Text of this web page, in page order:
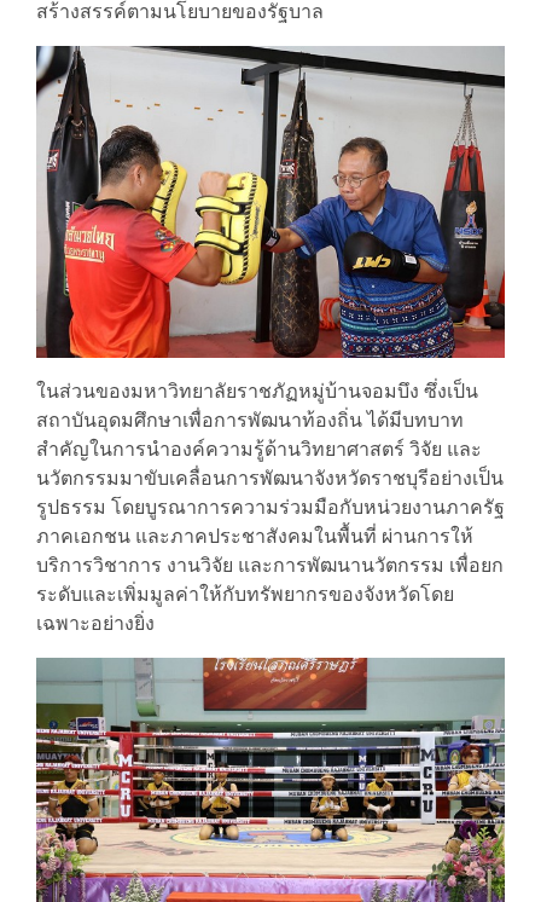
สร้างสรรค์ตามนโยบายของรัฐบาล
ในส่วนของมหาวิทยาลัยราชภัฏหมู่บ้านจอมบึง ซึ่งเป็น
สถาบันอุดมศึกษาเพื่อการพัฒนาท้องถิ่น ได้มีบทบาท
สำคัญในการนำองค์ความรู้ด้านวิทยาศาสตร์ วิจัย และ
นวัตกรรมมาขับเคลื่อนการพัฒนาจังหวัดราชบุรีอย่างเป็น
รูปธรรม โดยบูรณาการความร่วมมือกับหน่วยงานภาครัฐ
ภาคเอกชน และภาคประชาสังคมในพื้นที่ ผ่านการให้
บริการวิชาการ งานวิจัย และการพัฒนานวัตกรรม เพื่อยก
ระดับและเพิ่มมูลค่าให้กับทรัพยากรของจังหวัดโดย
เฉพาะอย่างยิ่ง